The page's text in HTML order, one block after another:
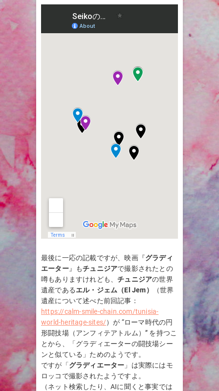
最後に一応の記載ですが、映画『グラディ
エーター』もチュニジアで撮影されたとの
噂もありますけれども、チュニジアの世界
遺産であるエル・ジェム（El Jem）
（世界
遺産について述べた前回記事：
https://calm-smile-chain.com/tunisia-
world-heritage-sites/）が “ローマ時代の円
形闘技場（アンフィテアトルム）” を持つこ
とから、「グラディエーターの闘技場シー
ンと似ている」ためのようです。
ですが「グラディエーター 」は実際にはモ
ロッコで撮影されたようですよ。
（ネット検索したり、AIに聞くと事実では